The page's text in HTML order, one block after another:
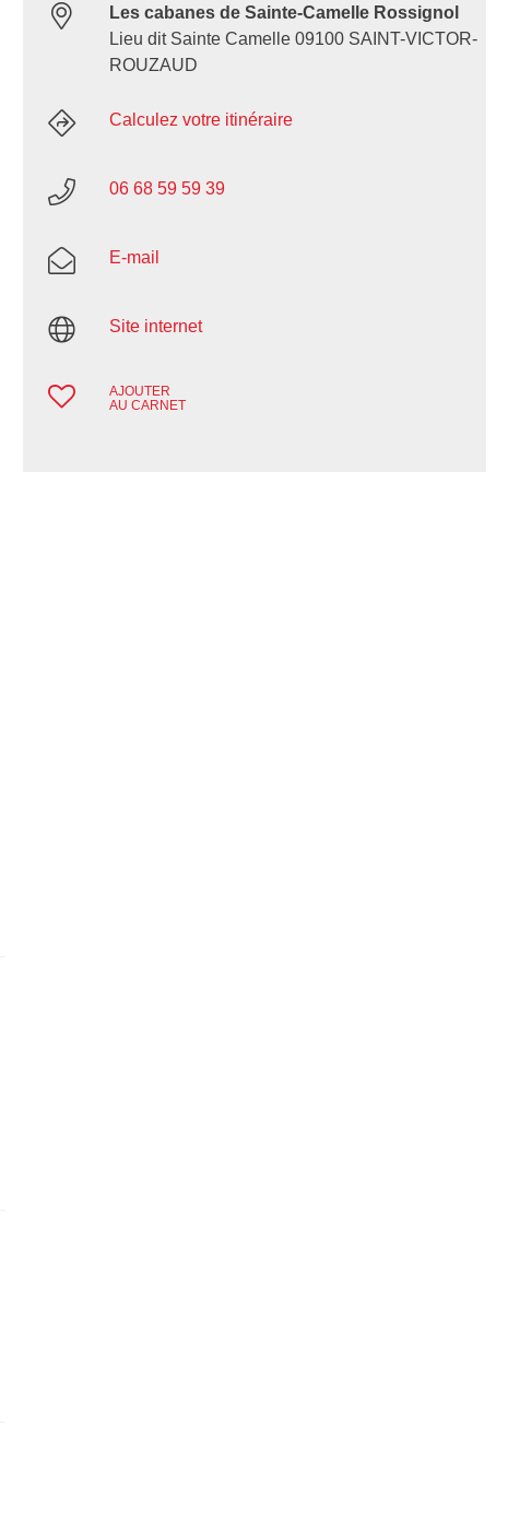
Les cabanes de Sainte-Camelle Rossignol
Lieu dit Sainte Camelle 09100 SAINT-VICTOR-
ROUZAUD
Calculez votre itinéraire
06 68 59 59 39
E-mail
Site internet
AJOUTER
AU CARNET